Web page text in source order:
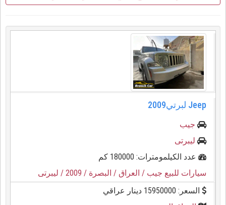
جيب
ليبرتى
عدد الكيلمومترات: 180000 كم
سيارات للبيع جيب / العراق / البصرة / 2009
/ ليبرتى
السعر: 15950000 دينار عراقي